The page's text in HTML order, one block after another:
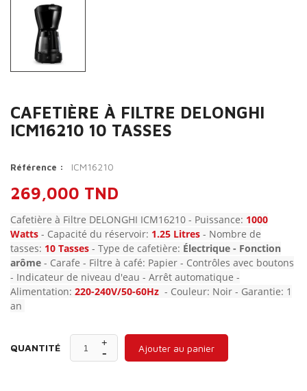
CAFETIÈRE À FILTRE DELONGHI
ICM16210 10 TASSES
Référence : ICM16210
269,000 TND
Cafetière à Filtre DELONGHI ICM16210 - Puissance: 1000
Watts - Capacité du réservoir: 1.25 Litres - Nombre de
tasses: 10 Tasses - Type de cafetière: Électrique - Fonction
arôme - Carafe - Filtre à café: Papier - Contrôles avec boutons
- Indicateur de niveau d'eau - Arrêt automatique -
Alimentation: 220-240V/50-60Hz - Couleur: Noir - Garantie: 1
an
QUANTITÉ Ajouter au panier